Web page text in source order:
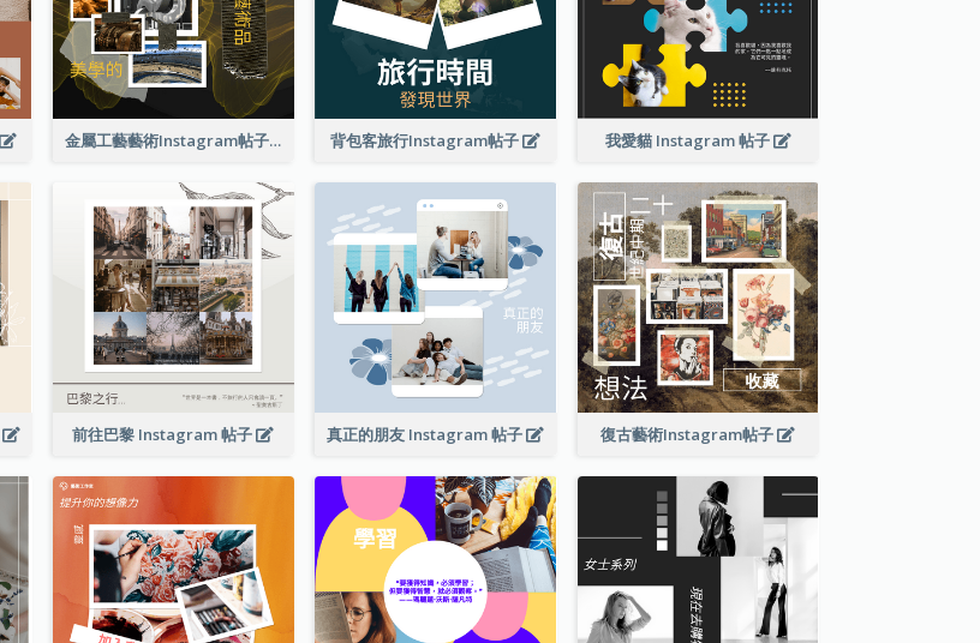
金屬工藝藝術Instagram帖子 背包客旅行Instagram帖子 我愛貓 Instagram 帖子
前往巴黎 Instagram 帖子 真正的朋友 Instagram 帖子 復古藝術Instagram帖子